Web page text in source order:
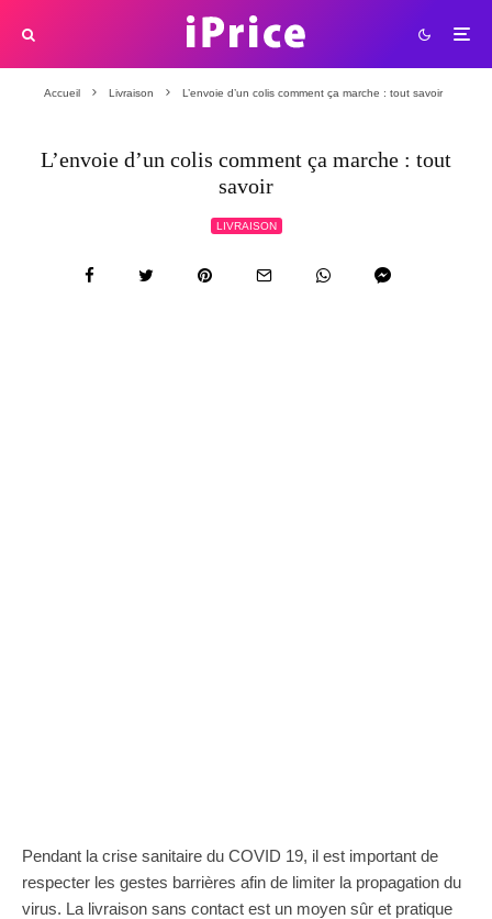
Accueil Livraison L’envoie d’un colis comment ça marche : tout savoir
L’envoie d’un colis comment ça marche : tout
savoir
LIVRAISON
Pendant la crise sanitaire du COVID 19, il est important de
respecter les gestes barrières afin de limiter la propagation du
virus. La livraison sans contact est un moyen sûr et pratique